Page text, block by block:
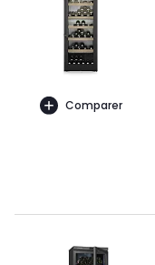
Comparer